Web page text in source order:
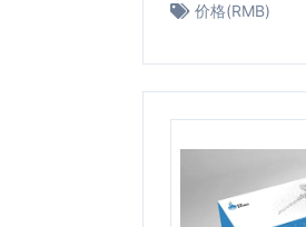
价格(RMB)